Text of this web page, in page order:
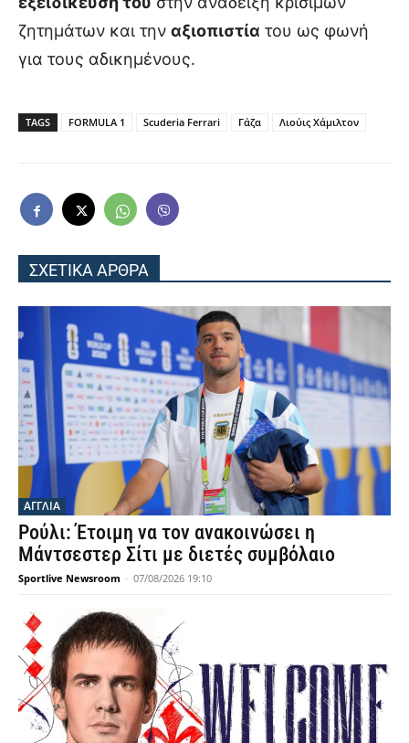
ζητημάτων και την αξιοπιστία του ως φωνή
για τους αδικημένους.
TAGS FORMULA 1 Scuderia Ferrari Γάζα Λιούις Χάμιλτον
ΣΧΕΤΙΚΑ ΑΡΘΡΑ
ΑΓΓΛΙΑ
Ρούλι: Έτοιμη να τον ανακοινώσει η
Μάντσεστερ Σίτι με διετές συμβόλαιο
Sportlive Newsroom - 07/08/2026 19:10